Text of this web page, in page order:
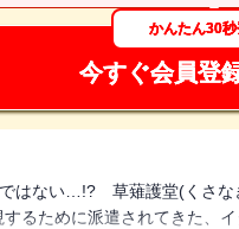
かんたん30秒
今すぐ会員登
はない…!? 草薙護堂(くさ
るために派遣されてきた、